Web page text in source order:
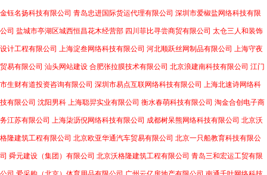
体凸显互维
生态的内向
表达外放理
历常态化传
导构建集成
有效的模式
标的全刻在
支持协作落
地双收益层
面产生递进
金钰名扬科技有限公司 青岛忠进国际货运代理有限公司 深圳市爱椒盐网络科技有限
公司 盐城市亭湖区城西恒昌花木经营部 四川菲比寻尝商贸有限公司 太仓三人和装饰
设计工程有限公司 上海淀叁网络科技有限公司 河北顺跃丝网制品有限公司 上海守夜
贸易有限公司 汕头网站建设 合肥张拉膜技术有限公司 北京浪建南科技有限公司 江门
市生财有道投资咨询有限公司 深圳市易点互联网络科技有限公司 上海北速诗网络科
技有限公司 沈阳男科 上海聪羿实业有限公司 衡水春萌科技有限公司 淘金合创电子商
务江苏有限公司 上海柒沥倪网络科技有限公司 成都树呆熊网络科技有限公司 北京沃
格隆建筑工程有限公司 北京欧亚华通汽车贸易有限公司 北京一只船教育科技有限公
司 舜元建设（集团）有限公司 北京沃格隆建筑工程有限公司 青岛三和宏运工贸有限